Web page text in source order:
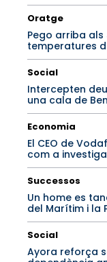
Oratge
Pego arriba
temperatures
Social
Intercepten
una cala de
Economia
El CEO de
com a
Successos
Un home es
del Marítim i la
Social
Ayora reforça